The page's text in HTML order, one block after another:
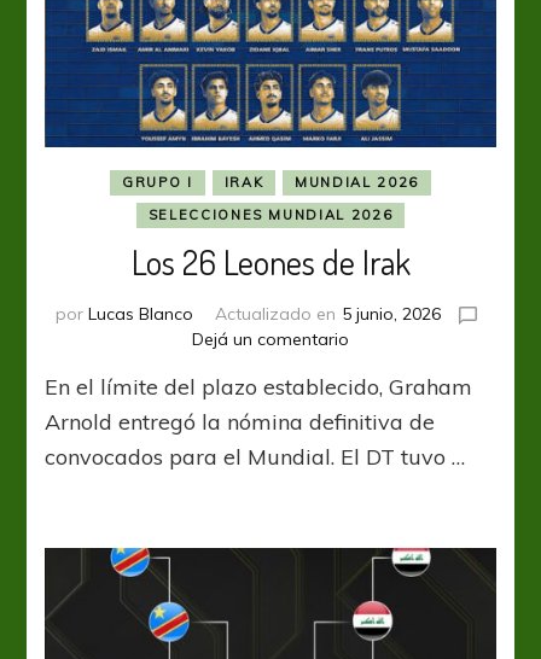
GRUPO I IRAK
MUNDIAL 2026
SELECCIONES MUNDIAL 2026
Los 26 Leones de Irak
por Lucas Blanco Actualizado en 5 junio, 2026
Dejá un comentario
26
Leones
Irak
En el límite del plazo establecido, Graham
Arnold entregó la nómina definitiva de
convocados para el Mundial. El DT tuvo …